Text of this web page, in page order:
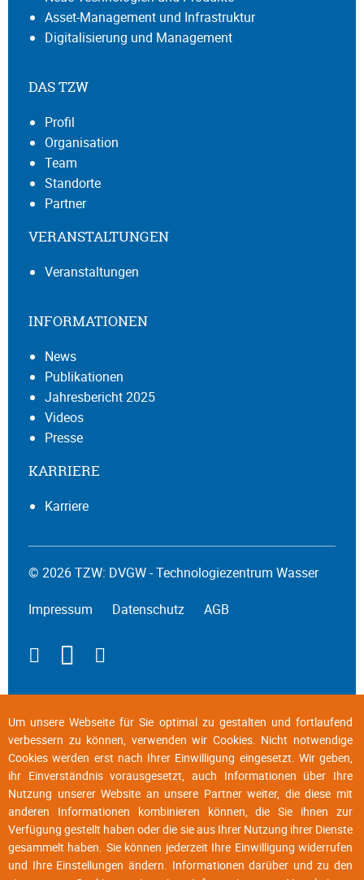
Asset-Management und Infrastruktur
Digitalisierung und Management
DAS TZW
Profil
Organisation
Team
Standorte
Partner
VERANSTALTUNGEN
Veranstaltungen
INFORMATIONEN
News
Publikationen
Jahresbericht 2025
Videos
Presse
KARRIERE
Karriere
© 2026 TZW: DVGW - Technologiezentrum Wasser
Impressum Datenschutz AGB
Um unsere Webseite für Sie optimal zu gestalten und fortlaufend
verbessern zu können, verwenden wir Cookies. Nicht notwendige
Cookies werden erst nach Ihrer Einwilligung eingesetzt. Wir geben,
ihr Einverständnis vorausgesetzt, auch Informationen über Ihre
Nutzung unserer Website an unsere Partner weiter, die diese mit
anderen Informationen kombinieren können, die Sie ihnen zur
Verfügung gestellt haben oder die sie aus Ihrer Nutzung ihrer Dienste
gesammelt haben. Sie können jederzeit Ihre Einwilligung widerrufen
und Ihre Einstellungen ändern. Informationen darüber und zu den